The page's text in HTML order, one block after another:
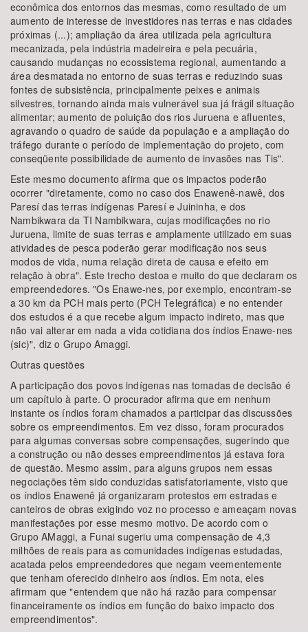
econômica dos entornos das mesmas, como resultado de um
aumento de interesse de investidores nas terras e nas cidades
próximas (...); ampliação da área utilizada pela agricultura
mecanizada, pela indústria madeireira e pela pecuária,
causando mudanças no ecossistema regional, aumentando a
área desmatada no entorno de suas terras e reduzindo suas
fontes de subsistência, principalmente peixes e animais
silvestres, tornando ainda mais vulnerável sua já frágil situação
alimentar; aumento de poluição dos rios Juruena e afluentes,
agravando o quadro de saúde da população e a ampliação do
tráfego durante o período de implementação do projeto, com
conseqüente possibilidade de aumento de invasões nas Tis".
Este mesmo documento afirma que os impactos poderão
ocorrer "diretamente, como no caso dos Enawenê-nawê, dos
Paresí das terras indígenas Paresí e Juininha, e dos
Nambikwara da TI Nambikwara, cujas modificações no rio
Juruena, limite de suas terras e amplamente utilizado em suas
atividades de pesca poderão gerar modificação nos seus
modos de vida, numa relação direta de causa e efeito em
relação à obra". Este trecho destoa e muito do que declaram os
empreendedores. "Os Enawe-nes, por exemplo, encontram-se
a 30 km da PCH mais perto (PCH Telegráfica) e no entender
dos estudos é a que recebe algum impacto indireto, mas que
não vai alterar em nada a vida cotidiana dos índios Enawe-nes
(sic)", diz o Grupo Amaggi.
Outras questões
A participação dos povos indígenas nas tomadas de decisão é
um capítulo à parte. O procurador afirma que em nenhum
instante os índios foram chamados a participar das discussões
sobre os empreendimentos. Em vez disso, foram procurados
para algumas conversas sobre compensações, sugerindo que
a construção ou não desses empreendimentos já estava fora
de questão. Mesmo assim, para alguns grupos nem essas
negociações têm sido conduzidas satisfatoriamente, visto que
os índios Enawenê já organizaram protestos em estradas e
canteiros de obras exigindo voz no processo e ameaçam novas
manifestações por esse mesmo motivo. De acordo com o
Grupo AMaggi, a Funai sugeriu uma compensação de 4,3
milhões de reais para as comunidades indígenas estudadas,
acatada pelos empreendedores que negam veementemente
que tenham oferecido dinheiro aos índios. Em nota, eles
afirmam que "entendem que não há razão para compensar
financeiramente os índios em função do baixo impacto dos
empreendimentos".